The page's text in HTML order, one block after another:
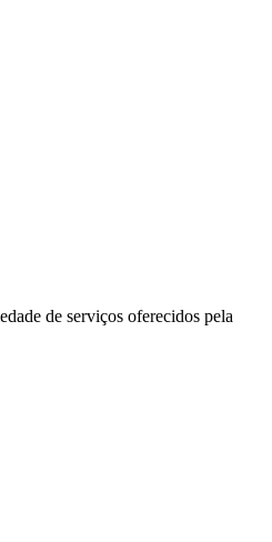
de serviços oferecidos pela